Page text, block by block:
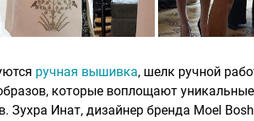
ручная вышивка, шелк ручной
которые воплощают
Зухра Инат, дизайнер бренда Moel